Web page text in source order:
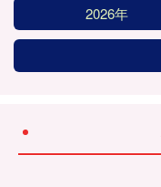
2026年